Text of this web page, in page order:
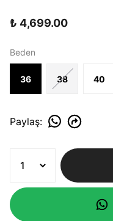
₺ 4,699.00
Beden
36 38 40
Paylaş: